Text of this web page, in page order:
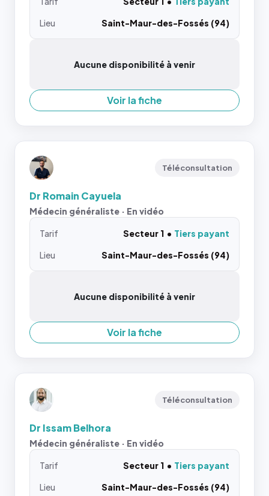
Lieu
Saint-Maur-des-Fossés (94)
Aucune disponibilité à venir
Voir la fiche
Téléconsultation
Dr Romain Cayuela
Médecin généraliste · En vidéo
Tarif Secteur 1
Tiers payant
Lieu
Saint-Maur-des-Fossés (94)
Aucune disponibilité à venir
Voir la fiche
Téléconsultation
Dr Issam Belhora
Médecin généraliste · En vidéo
Tarif Secteur 1
Tiers payant
Lieu
Saint-Maur-des-Fossés (94)